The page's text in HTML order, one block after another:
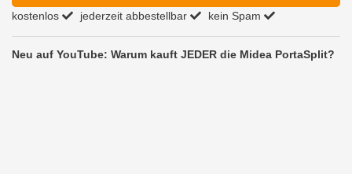
kostenlos jederzeit abbestellbar kein Spam
Neu auf YouTube: Warum kauft JEDER die Midea PortaSplit?